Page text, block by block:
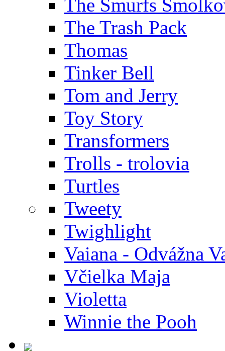
The Smurfs
The Trash Pack
Thomas
Tinker Bell
Tom and Jerry
Toy Story
Transformers
Trolls - trolovia
Turtles
Tweety
Twighlight
Vaiana - Odvážna
Včielka Maja
Violetta
Winnie the Pooh